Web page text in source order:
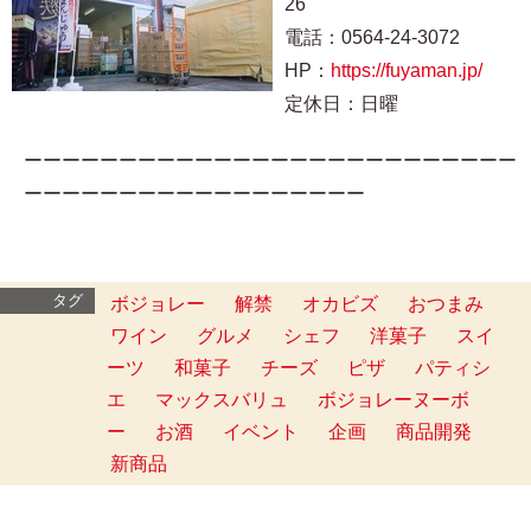
電話：0564-24-3072
HP： https://fuyaman.jp/
定休日：日曜
ーーーーーーーーーーーーーーーーーーーーーーーーーー
ーーーーーーーーーーーーーーーーーー
タグ ボジョレー 解禁 オカビズ
おつまみ
ワイン
グルメ シェフ 洋菓子
スイ
ーツ
和菓子 チーズ ピザ
パティシ
エ
マックスバリュ
ボジョレーヌーボ
ー
お酒 イベント 企画
商品開発
新商品